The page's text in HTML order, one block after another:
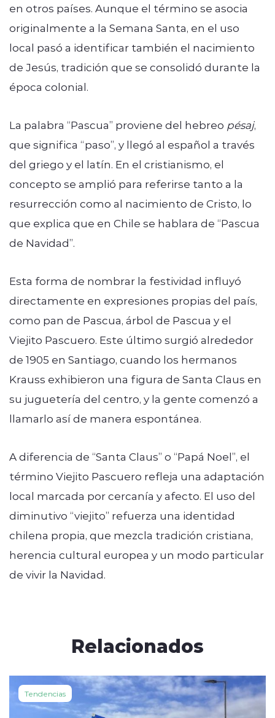
en otros países. Aunque el término se asocia
originalmente a la Semana Santa, en el uso
local pasó a identificar también el nacimiento
de Jesús, tradición que se consolidó durante la
época colonial.
La palabra “Pascua” proviene del hebreo pésaj,
que significa “paso”, y llegó al español a través
del griego y el latín. En el cristianismo, el
concepto se amplió para referirse tanto a la
resurrección como al nacimiento de Cristo, lo
que explica que en Chile se hablara de “Pascua
de Navidad”.
Esta forma de nombrar la festividad influyó
directamente en expresiones propias del país,
como pan de Pascua, árbol de Pascua y el
Viejito Pascuero. Este último surgió alrededor
de 1905 en Santiago, cuando los hermanos
Krauss exhibieron una figura de Santa Claus en
su juguetería del centro, y la gente comenzó a
llamarlo así de manera espontánea.
A diferencia de “Santa Claus” o “Papá Noel”, el
término Viejito Pascuero refleja una adaptación
local marcada por cercanía y afecto. El uso del
diminutivo “viejito” refuerza una identidad
chilena propia, que mezcla tradición cristiana,
herencia cultural europea y un modo particular
de vivir la Navidad.
Relacionados
Tendencias